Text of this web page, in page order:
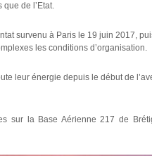
de l’Etat.
survenu à Paris le 19 juin 2017,
les conditions d’organisation.
leur énergie depuis le début de
sur la Base Aérienne 217 de